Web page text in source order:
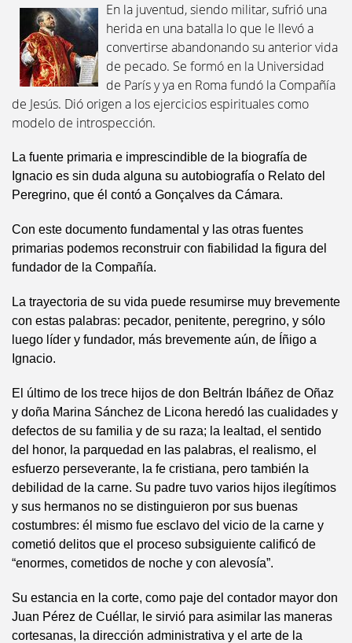
En la juventud, siendo militar, sufrió una
herida en una batalla lo que le llevó a
convertirse abandonando su anterior vida
de pecado. Se formó en la Universidad
de París y ya en Roma fundó la Compañía
de Jesús. Dió origen a los ejercicios espirituales como
modelo de introspección.
La fuente primaria e imprescindible de la biografía de
Ignacio es sin duda alguna su autobiografía o Relato del
Peregrino, que él contó a Gonçalves da Cámara.
Con este documento fundamental y las otras fuentes
primarias podemos reconstruir con fiabilidad la figura del
fundador de la Compañía.
La trayectoria de su vida puede resumirse muy brevemente
con estas palabras: pecador, penitente, peregrino, y sólo
luego líder y fundador, más brevemente aún, de Íñigo a
Ignacio.
El último de los trece hijos de don Beltrán Ibáñez de Oñaz
y doña Marina Sánchez de Licona heredó las cualidades y
defectos de su familia y de su raza; la lealtad, el sentido
del honor, la parquedad en las palabras, el realismo, el
esfuerzo perseverante, la fe cristiana, pero también la
debilidad de la carne. Su padre tuvo varios hijos ilegítimos
y sus hermanos no se distinguieron por sus buenas
costumbres: él mismo fue esclavo del vicio de la carne y
cometió delitos que el proceso subsiguiente calificó de
“enormes, cometidos de noche y con alevosía”.
Su estancia en la corte, como paje del contador mayor don
Juan Pérez de Cuéllar, le sirvió para asimilar las maneras
cortesanas, la dirección administrativa y el arte de la